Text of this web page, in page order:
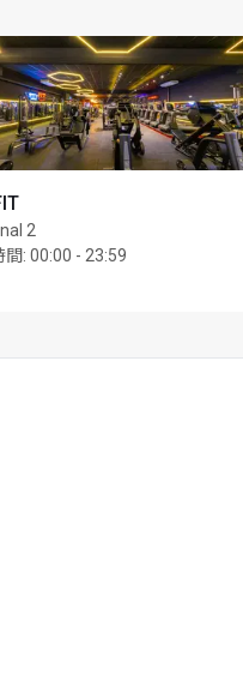
will
The
2
間: 00:00 - 23:59